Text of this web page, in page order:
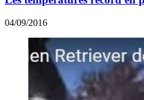
04/09/2016